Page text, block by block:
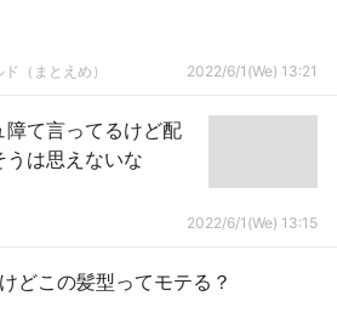
（まとえめ） 2022/6/1(We) 13:21
障て言ってるけど配
は思えないな
2022/6/1(We) 13:15
どこの髪型ってモテる？